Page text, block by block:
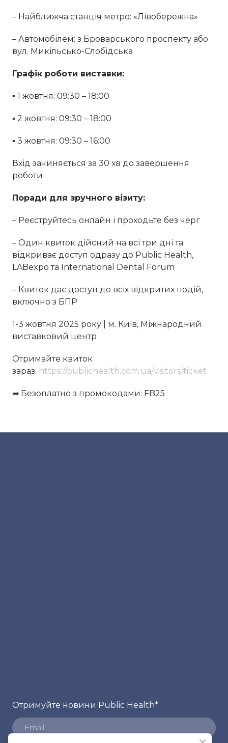
– Найближча станція метро: «Лівобережна»
– Автомобілем: з Броварського проспекту або
вул. Микільсько-Слобідська
Графік роботи виставки:
▪ 1 жовтня: 09:30 – 18:00
▪ 2 жовтня: 09:30 – 18:00
▪ 3 жовтня: 09:30 – 16:00
Вхід зачиняється за 30 хв до завершення
роботи
Поради для зручного візиту:
– Реєструйтесь онлайн і проходьте без черг
– Один квиток дійсний на всі три дні та
відкриває доступ одразу до Public Health,
LABexpo та International Dental Forum
– Квиток дає доступ до всіх відкритих подій,
включно з БПР
1-3 жовтня 2025 року | м. Київ, Міжнародний
виставковий центр
Отримайте квиток
зараз: https://publichealth.com.ua/visitors/ticket
➡ Безоплатно з промокодами: FB25
Отримуйте новини Public Health*